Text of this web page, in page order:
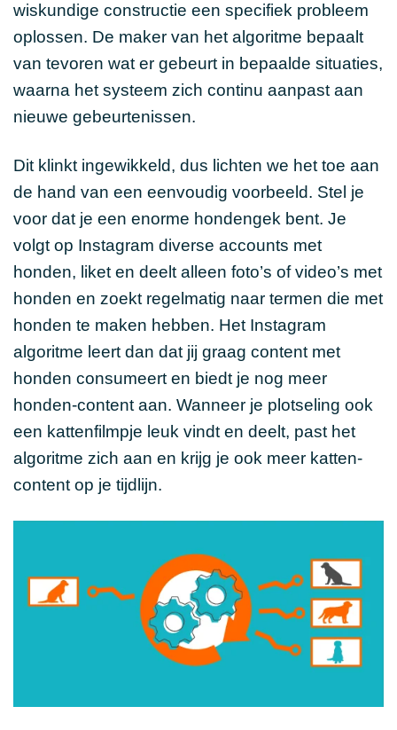
wiskundige constructie een specifiek probleem
oplossen. De maker van het algoritme bepaalt
van tevoren wat er gebeurt in bepaalde situaties,
waarna het systeem zich continu aanpast aan
nieuwe gebeurtenissen.
Dit klinkt ingewikkeld, dus lichten we het toe aan
de hand van een eenvoudig voorbeeld. Stel je
voor dat je een enorme hondengek bent. Je
volgt op Instagram diverse accounts met
honden, liket en deelt alleen foto’s of video’s met
honden en zoekt regelmatig naar termen die met
honden te maken hebben. Het Instagram
algoritme leert dan dat jij graag content met
honden consumeert en biedt je nog meer
honden-content aan. Wanneer je plotseling ook
een kattenfilmpje leuk vindt en deelt, past het
algoritme zich aan en krijg je ook meer katten-
content op je tijdlijn.